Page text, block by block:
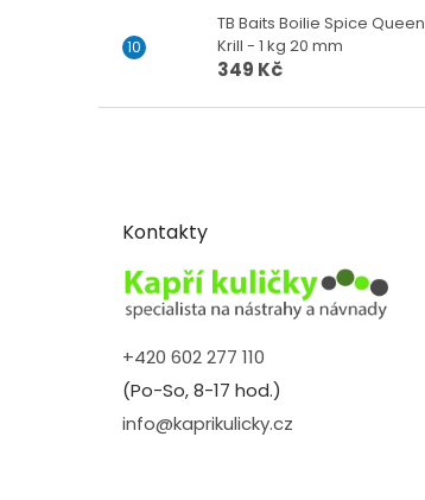
TB Baits Boilie Spice Queen
Krill - 1 kg 20 mm
349 Kč
Kontakty
+420 602 277 110
(Po-So, 8-17 hod.)
info@kaprikulicky.cz